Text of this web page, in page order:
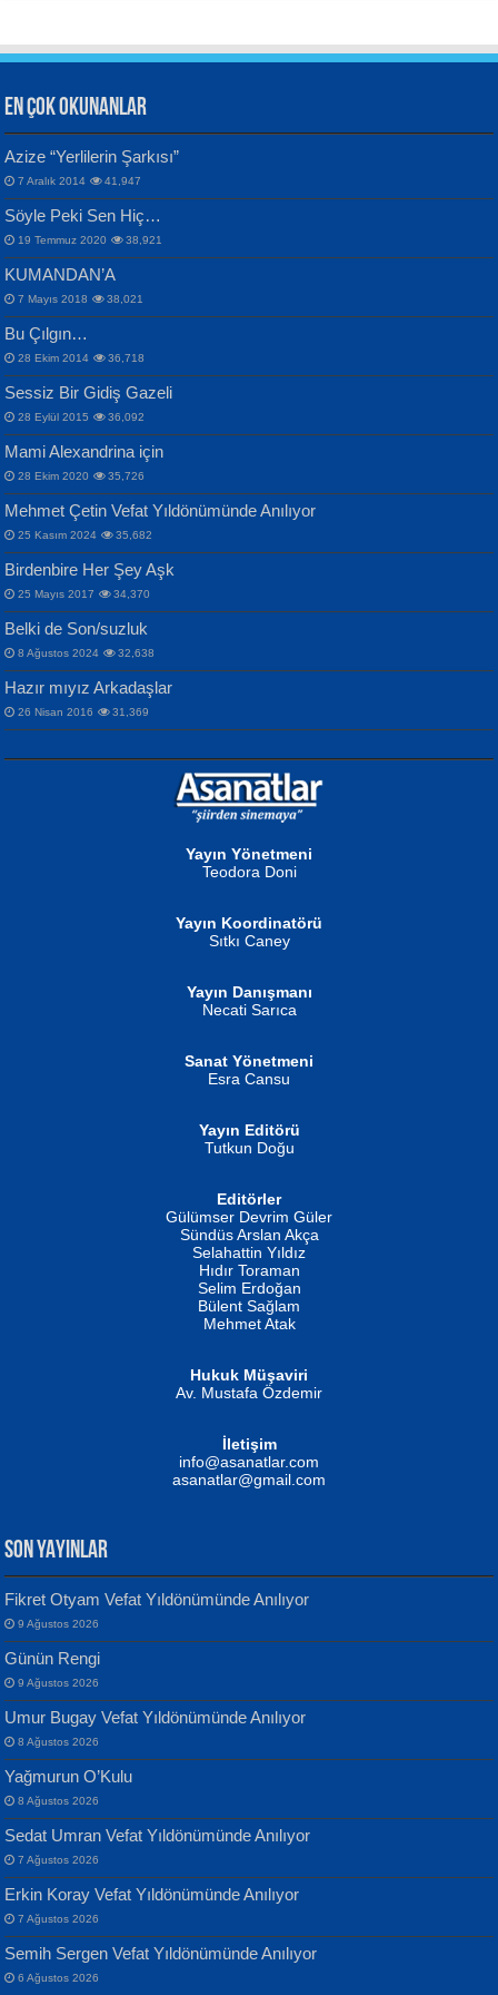
VAHDETTİN YİĞİTCAN
Samimiyet Nedir?...
İPEK ACAR SERT
Gazze’nin Şecaati, Ümmetin İmtihanı...
MAHMUT GÜRBÜZ
İbrahim Olmak ve Bitirebilmek...
NURAN KÖSE BAYDAR
İSMAİL OKUTAN
Erkeklerin Kahrolması Ne Demektir
MUSTAFA KELOĞLU
Yarına İz Bırakmak...
ATİLLA ÖZEN
Sultan Olmadan Önce Eyüp...
Bülent Sağlam
Mescid-i Aksâ Üstüne Ay!...
Selahattin Yıldız
İdrakimle Üşürken...
Songül Özel
Mahzen...
Ben Deniz Değilim ki...
Evvel Zaman Tanrıçası...
Yılmaz Ekinci
Geceye Söylenen...
Banu Sancak
Defterimden İçeri...
CAHİT SITKI TARANCI
Otuz Beş Yaş Şiiri...
ERDEM BAYAZIT
Sana, Bana, Vatanıma, Ülkemin
İnsanlarına Dair...
NAZIM HİKMET RAN
Bir Cezaevinde, Tecritteki Adamın
Mektupları...
EN ÇOK OKUNANLAR
Azize “Yerlilerin Şarkısı”
7 Aralık 2014 41,947
Söyle Peki Sen Hiç…
19 Temmuz 2020 38,921
KUMANDAN’A
7 Mayıs 2018 38,021
Bu Çılgın…
28 Ekim 2014 36,718
Sessiz Bir Gidiş Gazeli
28 Eylül 2015 36,092
Mami Alexandrina için
28 Ekim 2020 35,726
Mehmet Çetin Vefat Yıldönümünde Anılıyor
25 Kasım 2024 35,682
Birdenbire Her Şey Aşk
25 Mayıs 2017 34,370
Belki de Son/suzluk
8 Ağustos 2024 32,638
Hazır mıyız Arkadaşlar
26 Nisan 2016 31,369
Yayın Yönetmeni
Teodora Doni
Yayın Koordinatörü
Sıtkı Caney
Yayın Danışmanı
Necati Sarıca
Sanat Yönetmeni
Esra Cansu
Yayın Editörü
Tutkun Doğu
Editörler
Gülümser Devrim Güler
Sündüs Arslan Akça
Selahattin Yıldız
Hıdır Toraman
Selim Erdoğan
Bülent Sağlam
Mehmet Atak
Hukuk Müşaviri
Av. Mustafa Özdemir
İletişim
info@asanatlar.com
asanatlar@gmail.com
SON YAYINLAR
Fikret Otyam Vefat Yıldönümünde Anılıyor
9 Ağustos 2026
Günün Rengi
9 Ağustos 2026
Umur Bugay Vefat Yıldönümünde Anılıyor
8 Ağustos 2026
Yağmurun O’Kulu
8 Ağustos 2026
Sedat Umran Vefat Yıldönümünde Anılıyor
7 Ağustos 2026
Erkin Koray Vefat Yıldönümünde Anılıyor
7 Ağustos 2026
Semih Sergen Vefat Yıldönümünde Anılıyor
6 Ağustos 2026